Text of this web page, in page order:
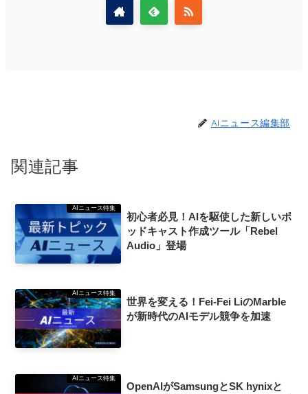
AIニュース編集部
関連記事
AIニュース特集
初心者必見！AIを駆使した新しいポ
ッドキャスト作成ツール「Rebel
Audio」登場
AIニュース特集
世界を変える！Fei-Fei LiのMarble
が新時代のAIモデル競争を加速
AIニュース特集
OpenAIがSamsungとSK hynixと